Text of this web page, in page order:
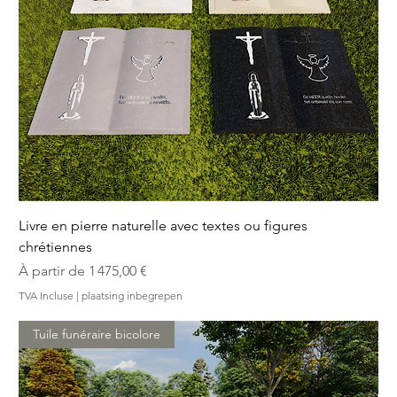
Livre en pierre naturelle avec textes ou figures
chrétiennes
À partir de 1 475,00 €
Prix promotionnel
TVA Incluse | plaatsing inbegrepen
Tuile funéraire bicolore